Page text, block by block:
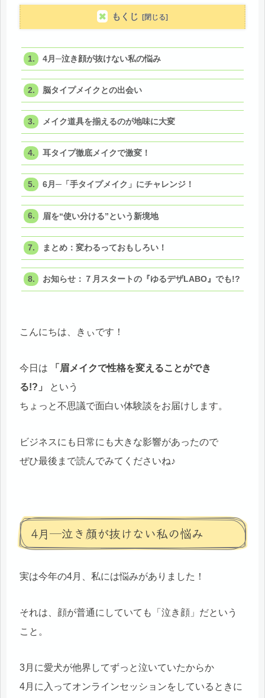
もくじ
4月─泣き顔が抜けない私の悩み
脳タイプメイクとの出会い
メイク道具を揃えるのが地味に大変
耳タイプ徹底メイクで激変！
6月─「手タイプメイク」にチャレンジ！
眉を“使い分ける”という新境地
まとめ：変わるっておもしろい！
お知らせ：７月スタートの『ゆるデザLABO』でも!?
こんにちは、きぃです！
今日は
「眉メイクで性格を変えることができ
る!?」
という
ちょっと不思議で面白い体験談をお届けします。
ビジネスにも日常にも大きな影響があったので
ぜひ最後まで読んでみてくださいね♪
4月─泣き顔が抜けない私の悩み
実は今年の4月、私には悩みがありました！
それは、顔が普通にしていても「泣き顔」だという
こと。
3月に愛犬が他界してずっと泣いていたからか
4月に入ってオンラインセッションをしているときに